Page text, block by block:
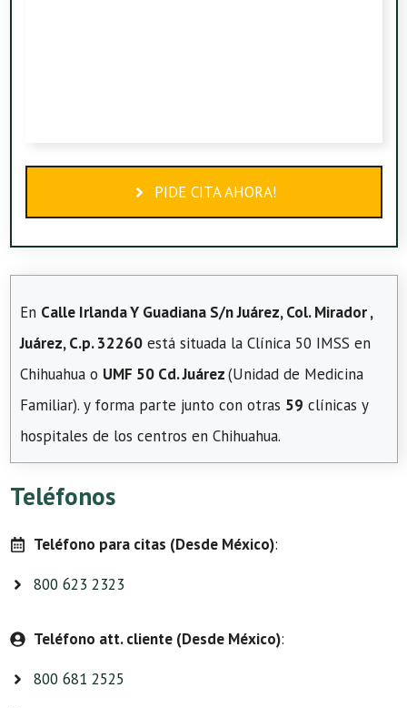
PIDE CITA AHORA!
En Calle Irlanda Y Guadiana S/n Juárez, Col. Mirador ,
Juárez, C.p. 32260 está situada la Clínica 50 IMSS en
Chihuahua o UMF 50 Cd. Juárez(Unidad de Medicina
Familiar). y forma parte junto con otras 59 clínicas y
hospitales de los centros en Chihuahua.
Teléfonos
Teléfono para citas (Desde México):
800 623 2323
Teléfono att. cliente (Desde México):
800 681 2525